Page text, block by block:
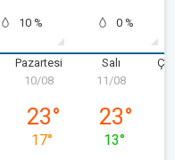
10 % 0 %
Pazartesi
10/08 Pazartesi
10/08
23°
17°
Salı
11/08
23°
13°